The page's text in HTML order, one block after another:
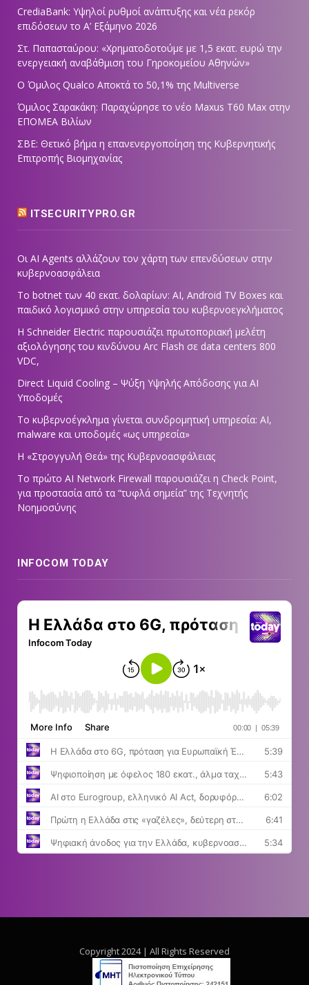
CrediaBank: Υψηλοί ρυθμοί ανάπτυξης και νέα ρεκόρ
επιδόσεων το Α’ Εξάμηνο 2026
Στ. Παπασταύρου: «Χρηματοδοτούμε με 1,5 εκατ. ευρώ την
ενεργειακή αναβάθμιση του Γηροκομείου Αθηνών»
Ο Όμιλος Qualco Αποκτά το 50,1% της Multiverse
Όμιλος Σαρακάκη: Παραχώρησε το νέο Maxus T60 Max στην
ΕΠΟΜΕΑ Βιλίων
ΣΒΕ: Θετικό βήμα η επανενεργοποίηση της Κυβερνητικής
Επιτροπής Βιομηχανίας
ITSECURITYPRO.GR
Οι AI Agents αλλάζουν τον χάρτη των επενδύσεων στην
κυβερνοασφάλεια
Το botnet των 40 εκατ. δολαρίων: AI, Android TV Boxes και
παιδικό λογισμικό στην υπηρεσία του κυβερνοεγκλήματος
Η Schneider Electric παρουσιάζει πρωτοποριακή μελέτη
αξιολόγησης του κινδύνου Arc Flash σε data centers 800
VDC,
Direct Liquid Cooling – Ψύξη Υψηλής Απόδοσης για AI
Υποδομές
Το κυβερνοέγκλημα γίνεται συνδρομητική υπηρεσία: AI,
malware και υποδομές «ως υπηρεσία»
Η «Στρογγυλή Θεά» της Κυβερνοασφάλειας
Tο πρώτο AI Network Firewall παρουσιάζει η Check Point,
για προστασία από τα “τυφλά σημεία” της Τεχνητής
Νοημοσύνης
INFOCOM TODAY
Copyright 2024 | All Rights Reserved